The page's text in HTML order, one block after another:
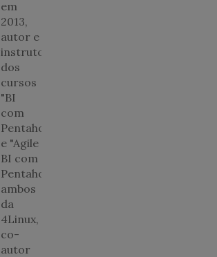
em
2013,
autor e
instrutor
dos
cursos
"BI
com
Pentaho"
e "Agile
BI com
Pentaho",
ambos
da
4Linux,
co-
autor